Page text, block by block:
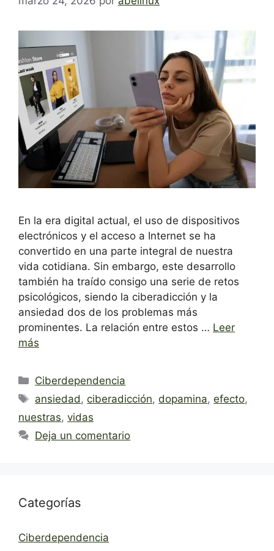
En la era digital actual, el uso de dispositivos
electrónicos y el acceso a Internet se ha
convertido en una parte integral de nuestra
vida cotidiana. Sin embargo, este desarrollo
también ha traído consigo una serie de retos
psicológicos, siendo la ciberadicción y la
ansiedad dos de los problemas más
prominentes. La relación entre estos … Leer
más
Categorías
Ciberdependencia
Etiquetas
ansiedad ,ciberadicción,dopamina,efecto,
nuestras, vidas
Deja un comentario
Categorías
Ciberdependencia